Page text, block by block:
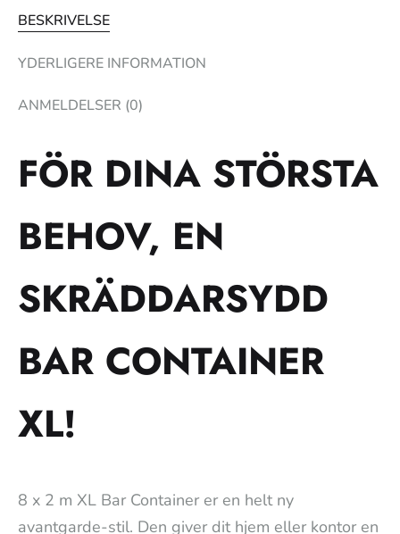
BESKRIVELSE
YDERLIGERE INFORMATION
ANMELDELSER (0)
FÖR DINA STÖRSTA
BEHOV, EN
SKRÄDDARSYDD
BAR CONTAINER
XL!
8 x 2 m XL Bar Container er en helt ny
avantgarde-stil. Den giver dit hjem eller kontor en